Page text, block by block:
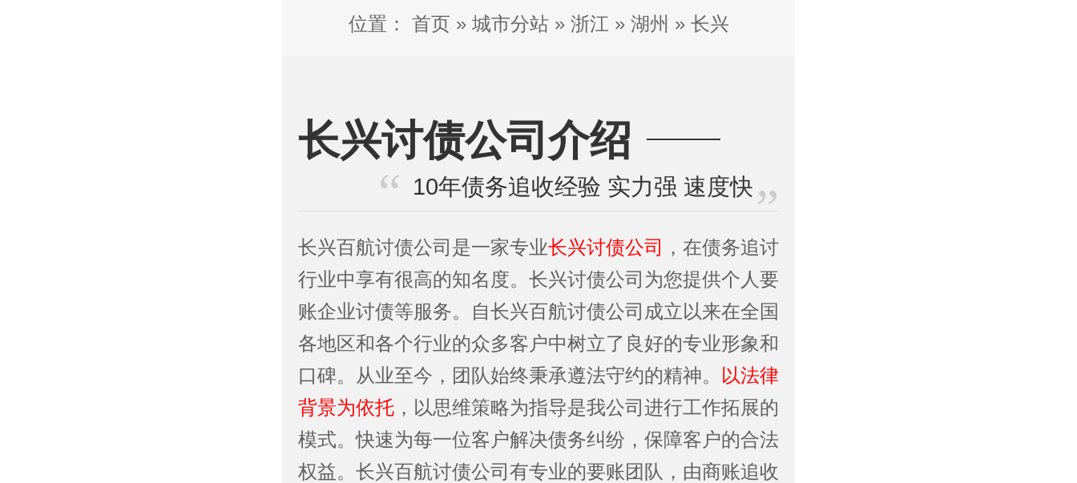
位置： 首页 » 城市分站» 浙江 » 湖州 » 长兴
长兴讨债公司介绍
10年债务追收经验 实力强 速度快
长兴百航讨债公司是一家专业长兴讨债公司 ，在债务追讨
行业中享有很高的知名度。长兴讨债公司为您提供个人要
账企业讨债等服务。自长兴百航讨债公司成立以来在全国
各地区和各个行业的众多客户中树立了良好的专业形象和
口碑。从业至今，团队始终秉承遵法守约的精神。
以法律
背景为依托 ，以思维策略为指导是我公司进行工作拓展的
模式。快速为每一位客户解决债务纠纷，保障客户的合法
权益。长兴百航讨债公司有专业的要账团队，由商账追收